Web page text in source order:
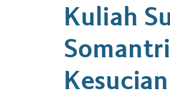
Kuliah
Kesucian